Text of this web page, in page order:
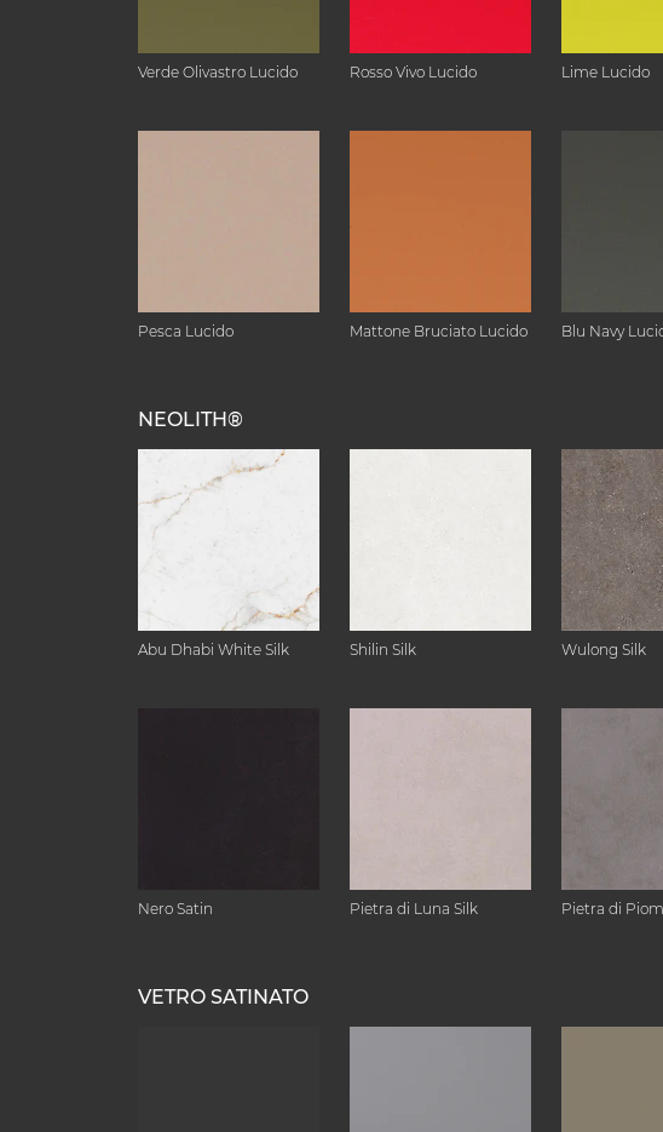
Verde Olivastro Lucido Rosso Vivo Lucido Lime Lucido
Pesca Lucido Mattone Bruciato Lucido Blu Navy
NEOLITH®
Abu Dhabi White Silk Shilin Silk Wulong Silk
Nero Satin Pietra di Luna Silk Pietra di
VETRO SATINATO